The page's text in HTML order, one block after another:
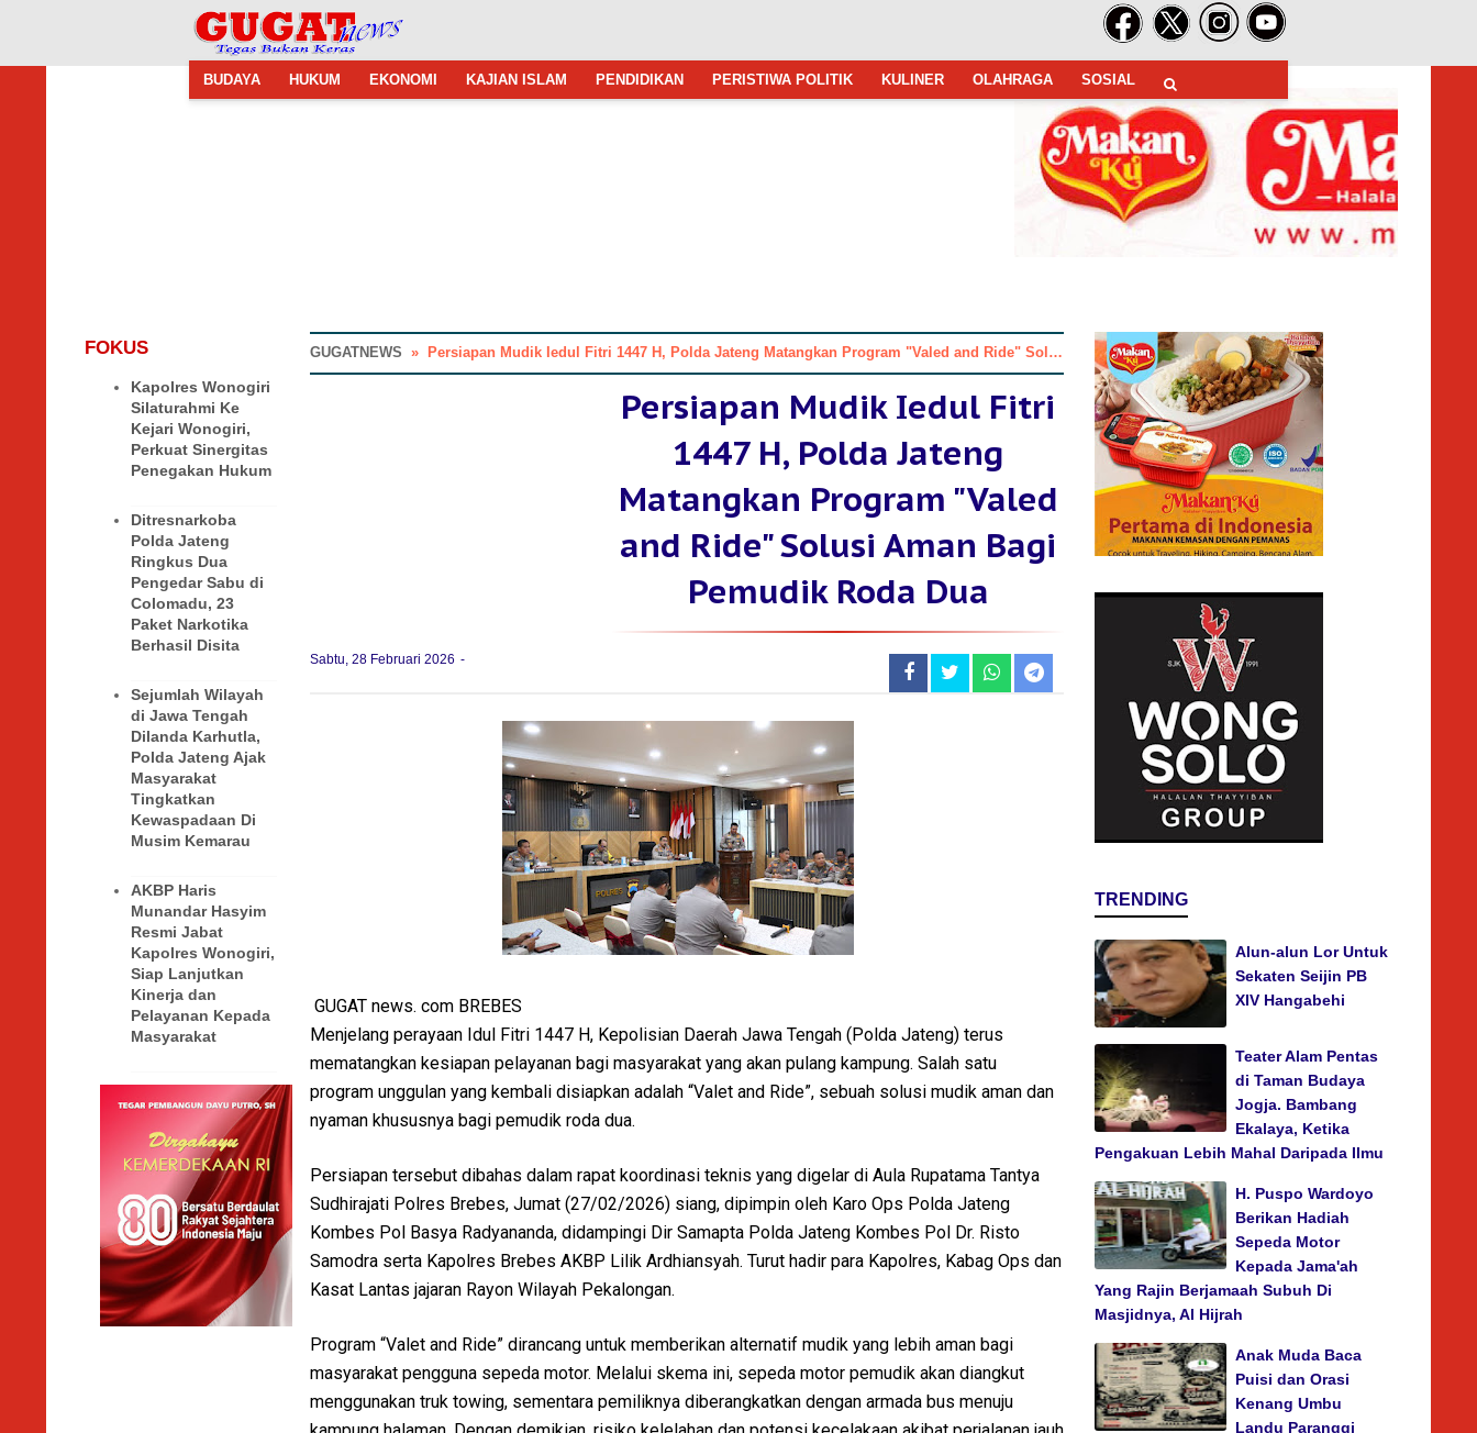
BUDAYA HUKUM EKONOMI KAJIAN ISLAM PENDIDIKAN PERISTIWA POLITIK KULINER OLAHRAGA SOSIAL
FOKUS
Kapolres Wonogiri
Silaturahmi Ke
Kejari Wonogiri,
Perkuat Sinergitas
Penegakan Hukum
Ditresnarkoba
Polda Jateng
Ringkus Dua
Pengedar Sabu di
Colomadu, 23
Paket Narkotika
Berhasil Disita
Sejumlah Wilayah
di Jawa Tengah
Dilanda Karhutla,
Polda Jateng Ajak
Masyarakat
Tingkatkan
Kewaspadaan Di
Musim Kemarau
AKBP Haris
Munandar Hasyim
Resmi Jabat
Kapolres Wonogiri,
Siap Lanjutkan
Kinerja dan
Pelayanan Kepada
Masyarakat
GUGATNEWS » Persiapan Mudik Iedul Fitri 1447 H, Polda Jateng Matangkan Program "Valed and Ride" Solusi Aman Bagi Pemudik Roda Dua
Persiapan Mudik Iedul Fitri
1447 H, Polda Jateng
Matangkan Program "Valed
and Ride" Solusi Aman Bagi
Pemudik Roda Dua
Sabtu, 28 Februari 2026
GUGAT news. com BREBES
Menjelang perayaan Idul Fitri 1447 H, Kepolisian Daerah Jawa Tengah (Polda Jateng) terus
mematangkan kesiapan pelayanan bagi masyarakat yang akan pulang kampung. Salah satu
program unggulan yang kembali disiapkan adalah “Valet and Ride”, sebuah solusi mudik aman dan
nyaman khususnya bagi pemudik roda dua.
Persiapan tersebut dibahas dalam rapat koordinasi teknis yang digelar di Aula Rupatama Tantya
Sudhirajati Polres Brebes, Jumat (27/02/2026) siang, dipimpin oleh Karo Ops Polda Jateng
Kombes Pol Basya Radyananda, didampingi Dir Samapta Polda Jateng Kombes Pol Dr. Risto
Samodra serta Kapolres Brebes AKBP Lilik Ardhiansyah. Turut hadir para Kapolres, Kabag Ops dan
Kasat Lantas jajaran Rayon Wilayah Pekalongan.
Program “Valet and Ride” dirancang untuk memberikan alternatif mudik yang lebih aman bagi
masyarakat pengguna sepeda motor. Melalui skema ini, sepeda motor pemudik akan diangkut
menggunakan truk towing, sementara pemiliknya diberangkatkan dengan armada bus menuju
TRENDING
Alun-alun Lor Untuk
Sekaten Seijin PB
XIV Hangabehi
Teater Alam Pentas
di Taman Budaya
Jogja. Bambang
Ekalaya, Ketika
Pengakuan Lebih Mahal Daripada Ilmu
H. Puspo Wardoyo
Berikan Hadiah
Sepeda Motor
Kepada Jama'ah
Yang Rajin Berjamaah Subuh Di
Masjidnya, Al Hijrah
Anak Muda Baca
Puisi dan Orasi
Kenang Umbu
Landu Paranggi